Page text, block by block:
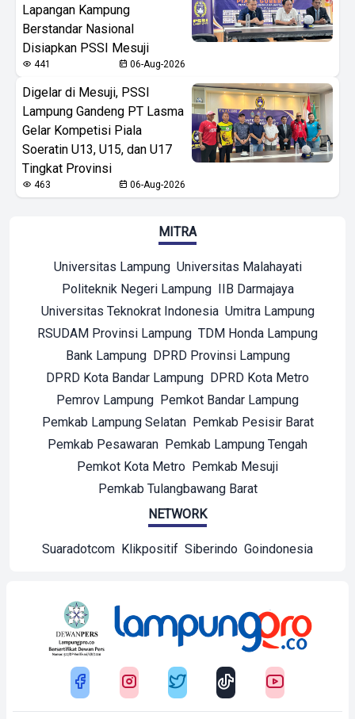
Lapangan Kampung
Berstandar Nasional
Disiapkan PSSI Mesuji
441 06-Aug-2026
Digelar di Mesuji, PSSI
Lampung Gandeng PT Lasma
Gelar Kompetisi Piala
Soeratin U13, U15, dan U17
Tingkat Provinsi
463 06-Aug-2026
MITRA
Universitas Lampung Universitas Malahayati
Politeknik Negeri Lampung IIB Darmajaya
Universitas Teknokrat Indonesia Umitra Lampung
RSUDAM Provinsi Lampung TDM Honda Lampung
Bank Lampung DPRD Provinsi Lampung
DPRD Kota Bandar Lampung DPRD Kota Metro
Pemrov Lampung Pemkot Bandar Lampung
Pemkab Lampung Selatan Pemkab Pesisir Barat
Pemkab Pesawaran Pemkab Lampung Tengah
Pemkot Kota Metro Pemkab Mesuji
Pemkab Tulangbawang Barat
NETWORK
Suaradotcom Klikpositif Siberindo Goindonesia